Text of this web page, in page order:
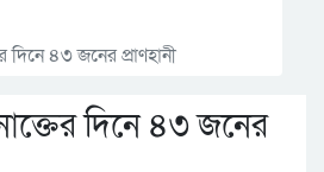
দিনে ৪৩ জনের প্রাণহানী
দিনে ৪৩ জনের